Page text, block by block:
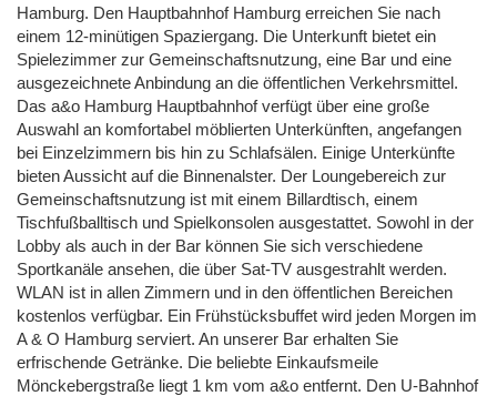
Hamburg. Den Hauptbahnhof Hamburg erreichen Sie nach
einem 12-minütigen Spaziergang. Die Unterkunft bietet ein
Spielezimmer zur Gemeinschaftsnutzung, eine Bar und eine
ausgezeichnete Anbindung an die öffentlichen Verkehrsmittel.
Das a&o Hamburg Hauptbahnhof verfügt über eine große
Auswahl an komfortabel möblierten Unterkünften, angefangen
bei Einzelzimmern bis hin zu Schlafsälen. Einige Unterkünfte
bieten Aussicht auf die Binnenalster. Der Loungebereich zur
Gemeinschaftsnutzung ist mit einem Billardtisch, einem
Tischfußballtisch und Spielkonsolen ausgestattet. Sowohl in der
Lobby als auch in der Bar können Sie sich verschiedene
Sportkanäle ansehen, die über Sat-TV ausgestrahlt werden.
WLAN ist in allen Zimmern und in den öffentlichen Bereichen
kostenlos verfügbar. Ein Frühstücksbuffet wird jeden Morgen im
A & O Hamburg serviert. An unserer Bar erhalten Sie
erfrischende Getränke. Die beliebte Einkaufsmeile
Mönckebergstraße liegt 1 km vom a&o entfernt. Den U-Bahnhof